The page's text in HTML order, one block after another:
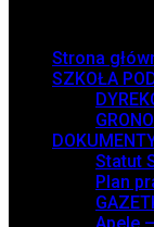
Strona
SZKOŁA
Statut
Plan